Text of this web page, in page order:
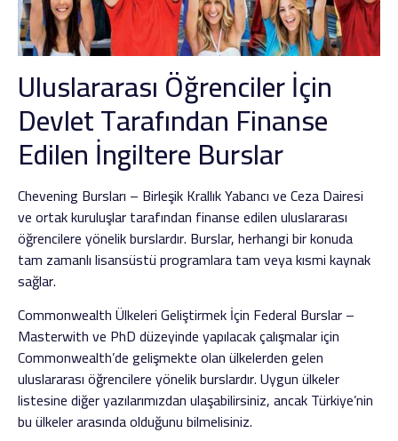
Uluslararası Öğrenciler İçin
Devlet Tarafından Finanse
Edilen İngiltere Burslar
Chevening Bursları – Birleşik Krallık Yabancı ve Ceza Dairesi
ve ortak kuruluşlar tarafından finanse edilen uluslararası
öğrencilere yönelik burslardır. Burslar, herhangi bir konuda
tam zamanlı lisansüstü programlara tam veya kısmi kaynak
sağlar.
Commonwealth Ülkeleri Geliştirmek İçin Federal Burslar –
Masterwith ve PhD düzeyinde yapılacak çalışmalar için
Commonwealth’de gelişmekte olan ülkelerden gelen
uluslararası öğrencilere yönelik burslardır. Uygun ülkeler
listesine diğer yazılarımızdan ulaşabilirsiniz, ancak Türkiye’nin
bu ülkeler arasında olduğunu bilmelisiniz.